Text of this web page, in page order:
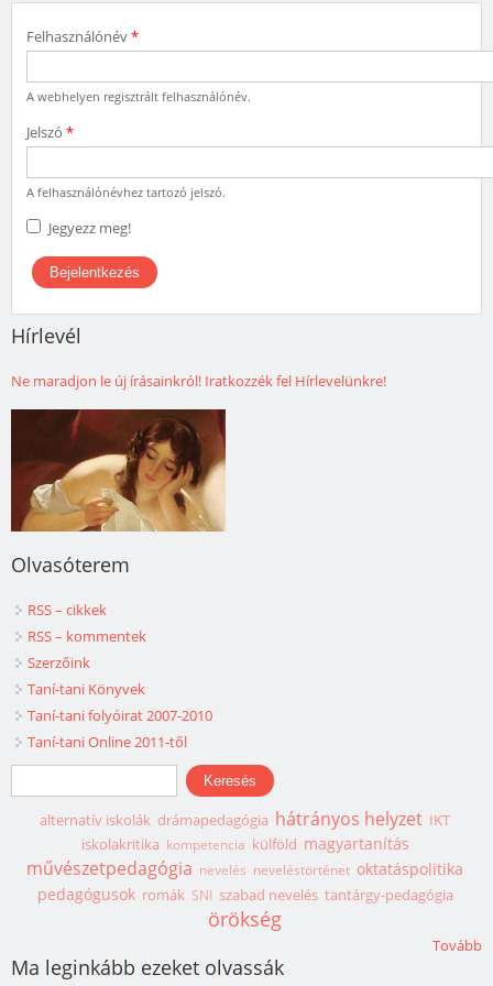
Felhasználónév*
A webhelyen regisztrált felhasználónév.
Jelszó *
A felhasználónévhez tartozó jelszó.
Jegyezz meg!
Hírlevél
Ne maradjon le új írásainkról! Iratkozzék fel Hírlevelünkre!
Olvasóterem
RSS – cikkek
RSS – kommentek
Szerzőink
Taní-tani Könyvek
Taní-tani folyóirat 2007-2010
Taní-tani Online 2011-től
Keresés űrlap
Keresés
alternatív iskolák drámapedagógia hátrányos helyzet IKT
iskolakritika kompetencia külföld magyartanítás
művészetpedagógia nevelés neveléstörténet oktatáspolitika
pedagógusok romák SNI szabad nevelés tantárgy-pedagógia
örökség
Tovább
Ma leginkább ezeket olvassák